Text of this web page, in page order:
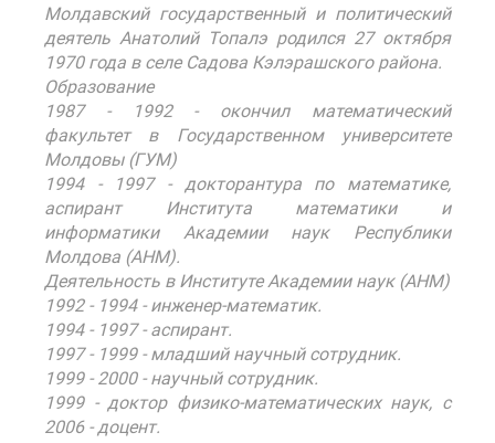
Молдавский государственный и политический
деятель Анатолий Топалэ родился 27 октября
1970 года в селе Садова Кэлэрашского района.
Образование
1987 - 1992 - окончил математический
факультет в Государственном университете
Молдовы (ГУМ)
1994 - 1997 - докторантура по математике,
аспирант Института математики и
информатики Академии наук Республики
Молдова (АНМ).
Деятельность в Институте Академии наук (АНМ)
1992 - 1994 - инженер-математик.
1994 - 1997 - аспирант.
1997 - 1999 - младший научный сотрудник.
1999 - 2000 - научный сотрудник.
1999 - доктор физико-математических наук, с
2006 - доцент.